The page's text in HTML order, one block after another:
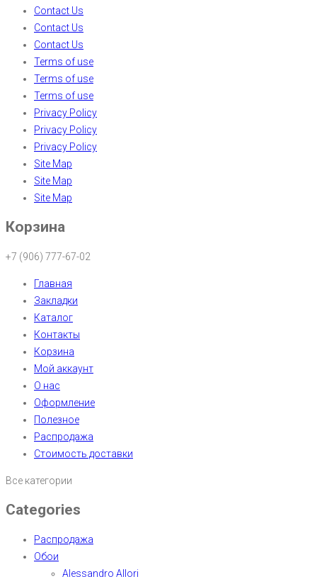
Contact Us
Contact Us
Contact Us
Terms of use
Terms of use
Terms of use
Privacy Policy
Privacy Policy
Privacy Policy
Site Map
Site Map
Site Map
Корзина
+7 (906) 777-67-02
Главная
Закладки
Каталог
Контакты
Корзина
Мой аккаунт
О нас
Оформление
Полезное
Распродажа
Стоимость доставки
Все категории
Categories
Распродажа
Обои
Alessandro Allori